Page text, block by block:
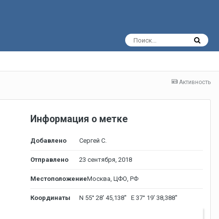
Активность
Информация о метке
Добавлено Сергей С.
Отправлено 23 сентября, 2018
МестоположениеМосква, ЦФО, РФ
Координаты N 55° 28' 45,138'' E 37° 19' 38,388''